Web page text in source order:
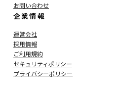
お問い合わせ
企業情報
運営会社
採用情報
ご利用規約
セキュリティポリシー
プライバシーポリシー